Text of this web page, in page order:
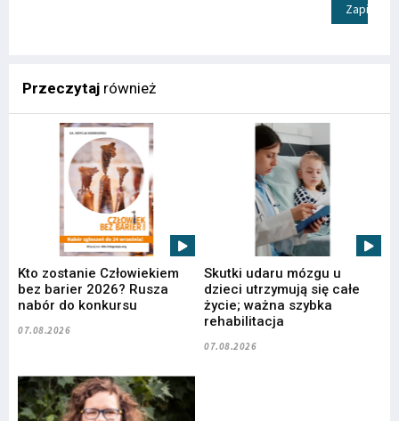
Zapisz
Przeczytaj również
Kto zostanie Człowiekiem
bez barier 2026? Rusza
nabór do konkursu
07.08.2026
Skutki udaru mózgu u
dzieci utrzymują się całe
życie; ważna szybka
rehabilitacja
07.08.2026